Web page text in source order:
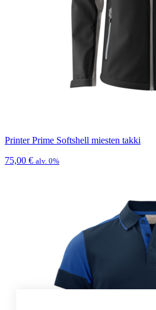
Printer Prime Softshell miesten takki
75,00 € alv. 0%